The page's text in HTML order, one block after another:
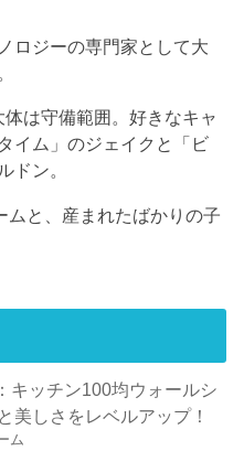
ロジーの専門家として大
は守備範囲。好きなキャ
イム」のジェイクと「ビ
ドン。
ムと、産まれたばかりの子
キッチン100均ウォールシ
美しさをレベルアップ！
ム